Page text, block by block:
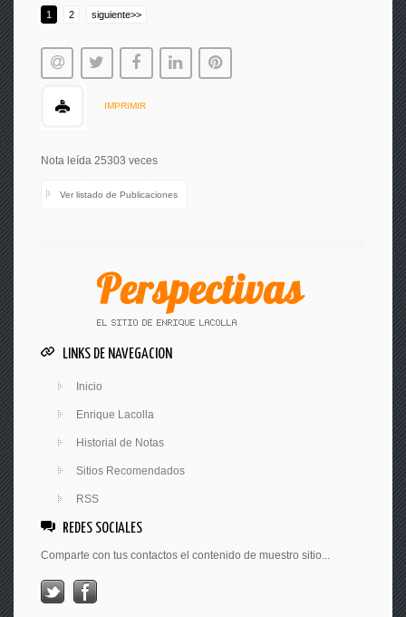
1 2 siguiente>>
IMPRIMIR
Nota leída 25303 veces
Ver listado de Publicaciones
LINKS DE NAVEGACION
Inicio
Enrique Lacolla
Historial de Notas
Sitios Recomendados
RSS
REDES SOCIALES
Comparte con tus contactos el contenido de muestro sitio...